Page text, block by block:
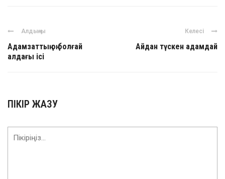
Алдыңғы
Адамзаттың оң болғай
алдағы ісі
Келесі
Айдан түскен адамдай
ПІКІР ЖАЗУ